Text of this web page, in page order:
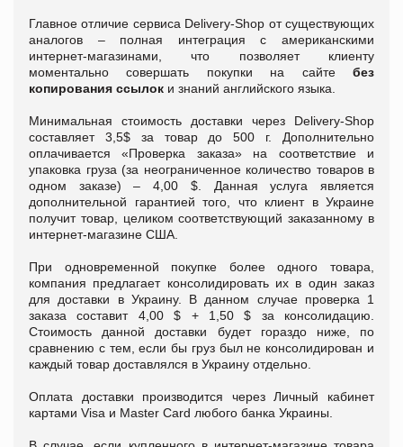
Главное отличие сервиса Delivery-Shop от существующих
аналогов – полная интеграция с американскими
интернет-магазинами, что позволяет клиенту
моментально совершать покупки на сайте без
копирования ссылок и знаний английского языка.
Минимальная стоимость доставки через Delivery-Shop
cоставляет 3,5$ за товар до 500 г. Дополнительно
оплачивается «Проверка заказа» на соответствие и
упаковка груза (за неограниченное количество товаров в
одном заказе) – 4,00 $. Данная услуга является
дополнительной гарантией того, что клиент в Украине
получит товар, целиком соответствующий заказанному в
интернет-магазине США.
При одновременной покупке более одного товара,
компания предлагает консолидировать их в один заказ
для доставки в Украину. В данном случае проверка 1
заказа составит 4,00 $ + 1,50 $ за консолидацию.
Стоимость данной доставки будет гораздо ниже, по
сравнению с тем, если бы груз был не консолидирован и
каждый товар доставлялся в Украину отдельно.
Оплата доставки производится через Личный кабинет
картами Visa и Master Card любого банка Украины.